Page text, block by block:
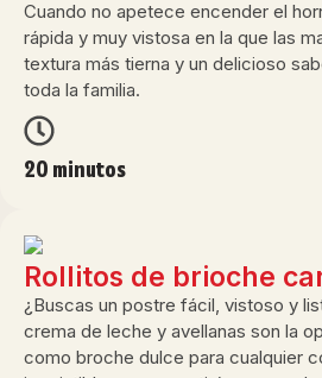
Cuando no apetece encender el
rápida y muy vistosa en la que las
textura más tierna y un delicioso
toda la familia.
20 minutos
Rollitos de brioche
¿Buscas un postre fácil, vistoso y
crema de leche y avellanas son la
como broche dulce para cualquier